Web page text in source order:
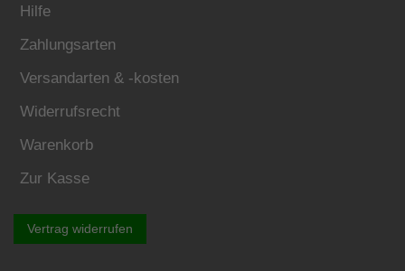
Hilfe
Zahlungsarten
Versandarten & -kosten
Widerrufsrecht
Warenkorb
Zur Kasse
Vertrag widerrufen